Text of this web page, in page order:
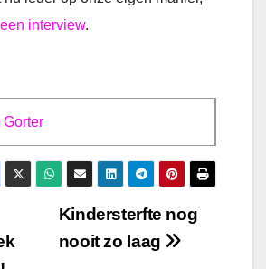
interview.
Gorter
Kindersterfte nog
nooit zo laag